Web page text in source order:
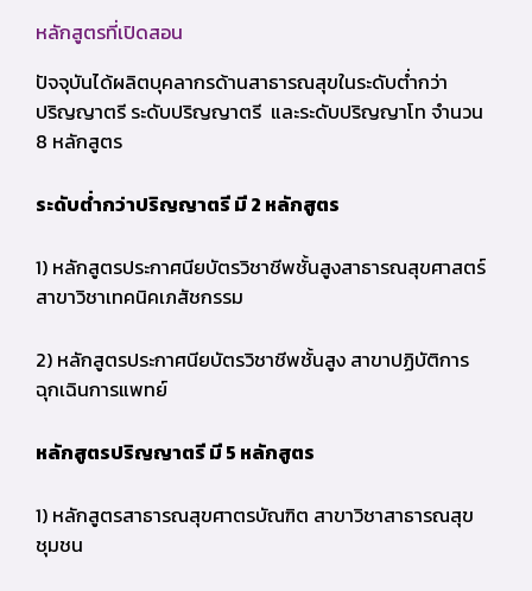
หลักสูตรที่เปิดสอน
ปัจจุบันได้ผลิตบุคลากรด้านสาธารณสุขในระดับต่ำกว่า
ปริญญาตรี ระดับปริญญาตรี และระดับปริญญาโท จำนวน
8 หลักสูตร
ระดับต่ำกว่าปริญญาตรี มี 2 หลักสูตร
1) หลักสูตรประกาศนียบัตรวิชาชีพชั้นสูงสาธารณสุขศาสตร์
สาขาวิชาเทคนิคเภสัชกรรม
2) หลักสูตรประกาศนียบัตรวิชาชีพชั้นสูง สาขาปฏิบัติการ
ฉุกเฉินการแพทย์
หลักสูตรปริญญาตรี มี 5 หลักสูตร
1) หลักสูตรสาธารณสุขศาตรบัณฑิต สาขาวิชาสาธารณสุข
ชุมชน